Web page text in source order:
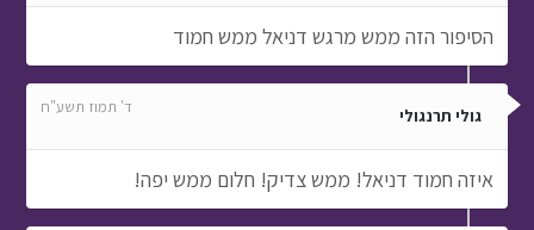
הסיפור הזה ממש מרגש דניאל ממש חמוד
גולי תרנגולי ד' תמוז תשע"ח
איזה חמוד דניאל! ממש צדיק! חלום ממש יפה!